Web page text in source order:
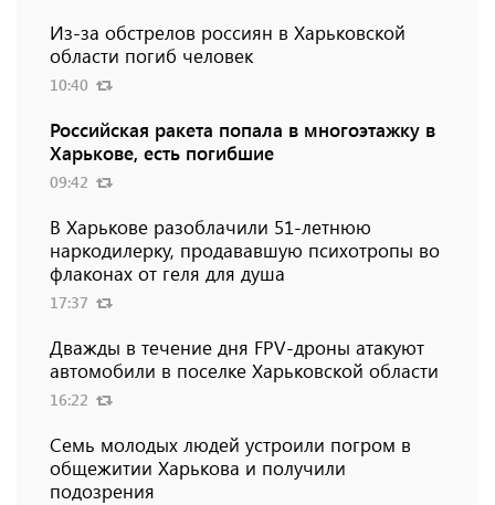
Из-за обстрелов россиян в Харьковской
области погиб человек
10:40
Российская ракета попала в многоэтажку в
Харькове, есть погибшие
09:42
В Харькове разоблачили 51-летнюю
наркодилерку, продававшую психотропы во
флаконах от геля для душа
17:37
Дважды в течение дня FPV-дроны атакуют
автомобили в поселке Харьковской области
16:22
Семь молодых людей устроили погром в
общежитии Харькова и получили
подозрения